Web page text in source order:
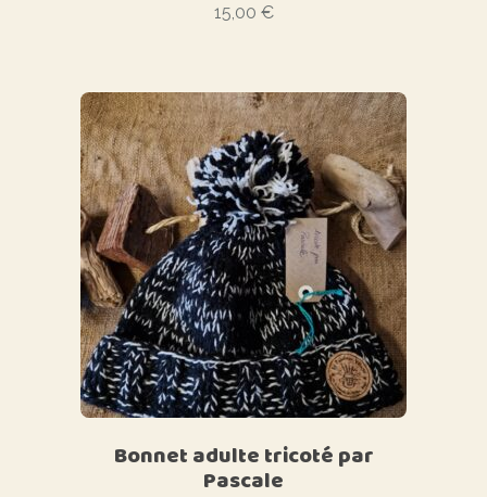
15,00 €
Bonnet adulte tricoté par
Pascale